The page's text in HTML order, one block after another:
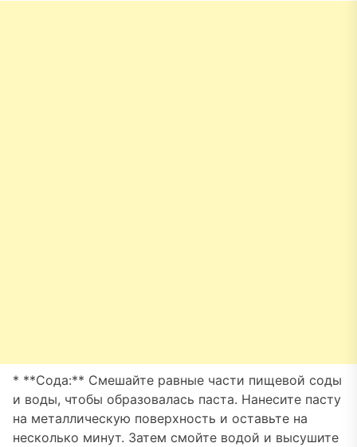
* **Сода:** Смешайте равные части пищевой соды
и воды, чтобы образовалась паста. Нанесите пасту
на металлическую поверхность и оставьте на
несколько минут. Затем смойте водой и высушите